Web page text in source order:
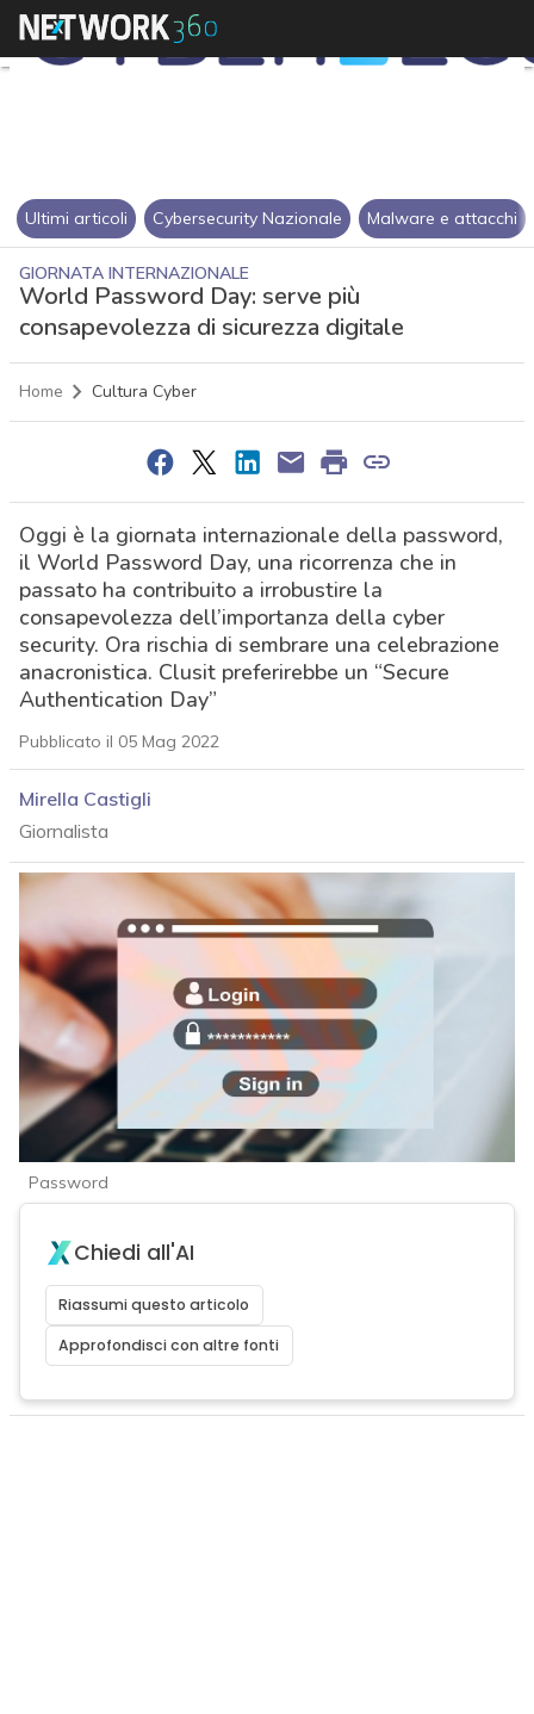
Ultimi articoli Cybersecurity Nazionale Malware e attacchi
GIORNATA INTERNAZIONALE
World Password Day: serve più
consapevolezza di sicurezza digitale
Home Cultura Cyber
Oggi è la giornata internazionale della password,
il World Password Day, una ricorrenza che in
passato ha contribuito a irrobustire la
consapevolezza dell’importanza della cyber
security. Ora rischia di sembrare una celebrazione
anacronistica. Clusit preferirebbe un “Secure
Authentication Day”
Pubblicato il 05 Mag 2022
Mirella Castigli
Giornalista
Password
Chiedi all'AI
Riassumi questo articolo
Approfondisci con altre fonti